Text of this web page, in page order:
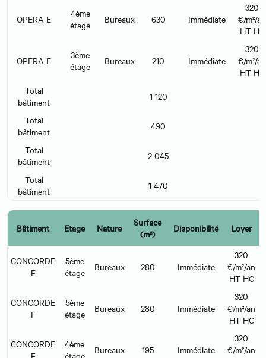
OPERA E
4ème
étage
Bureaux 630 Immédiate
320
€/m²/an
HT HC
OPERA E
3ème
étage
Bureaux 210 Immédiate
320
€/m²/an
HT HC
Total
bâtiment
1 120
Total
bâtiment
490
Total
bâtiment
2 045
Total
bâtiment
1 470
Bâtiment Etage Nature
Surface
(m²)
Disponibilité Loyer
CONCORDE
F
5ème
étage
Bureaux 280 Immédiate
320
€/m²/an
HT HC
CONCORDE
F
5ème
étage
Bureaux 280 Immédiate
320
€/m²/an
HT HC
CONCORDE
F
4ème
étage
Bureaux 195 Immédiate
320
€/m²/an